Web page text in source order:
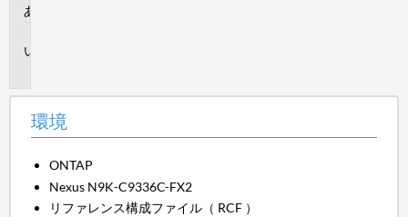
環境
ONTAP
Nexus N9K-C9336C-FX2
リファレンス構成ファイル（ RCF ）